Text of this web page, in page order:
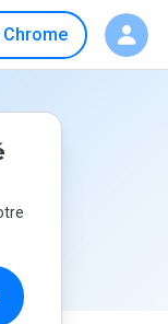
Chrome